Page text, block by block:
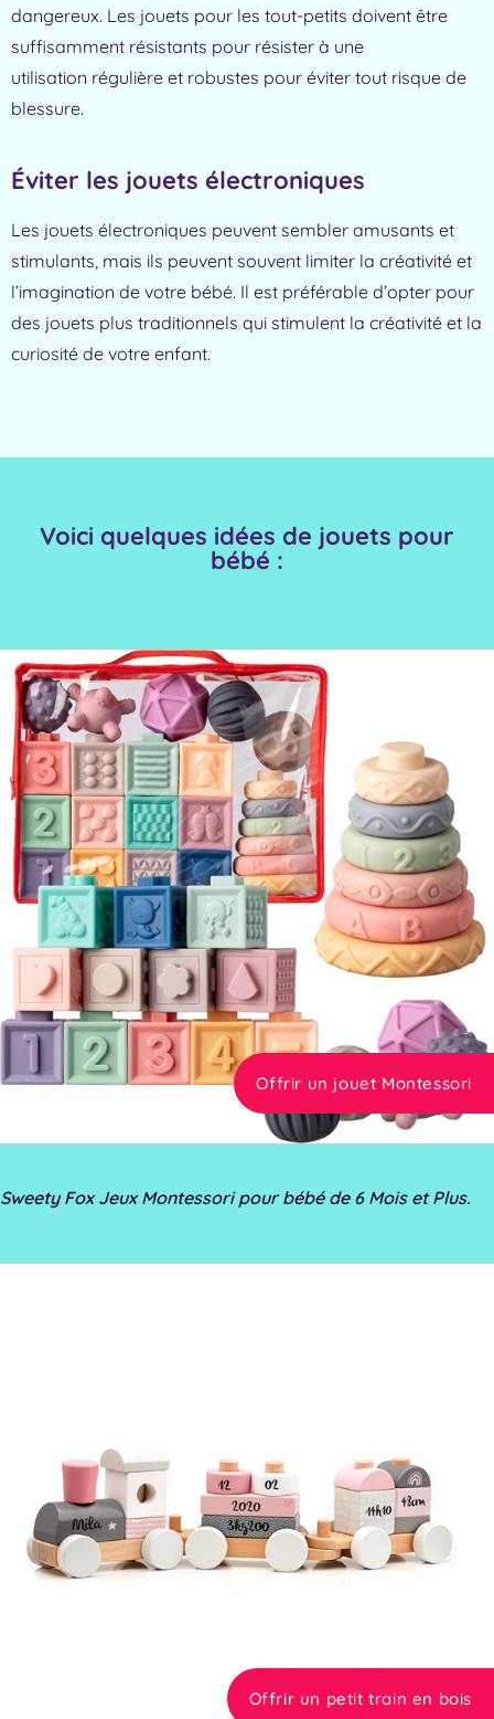
dangereux. Les jouets pour les tout-petits doivent être
suffisamment résistants pour résister à une
utilisation régulière et robustes pour éviter tout risque de
blessure.
Éviter les jouets électroniques
Les jouets électroniques peuvent sembler amusants et
stimulants, mais ils peuvent souvent limiter la créativité et
l’imagination de votre bébé. Il est préférable d’opter pour
des jouets plus traditionnels qui stimulent la créativité et la
curiosité de votre enfant.
Voici quelques idées de jouets pour
bébé :
Offrir un jouet Montessori
Sweety Fox Jeux Montessori pour bébé de 6 Mois et Plus.
Offrir un petit train en bois